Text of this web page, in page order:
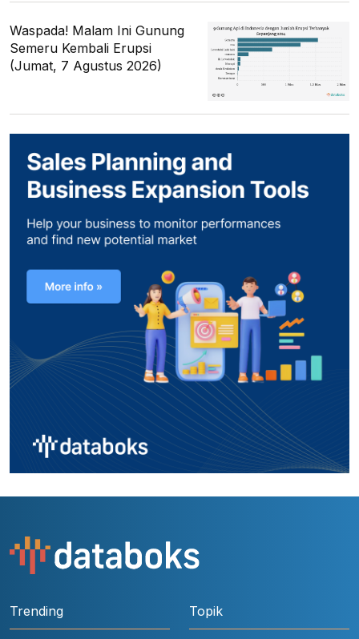
Waspada! Malam Ini Gunung
Semeru Kembali Erupsi
(Jumat, 7 Agustus 2026)
Trending Topik